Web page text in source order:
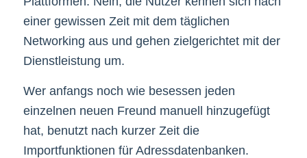
einer gewissen Zeit mit dem täglichen
Networking aus und gehen zielgerichtet mit der
Dienstleistung um.
Wer anfangs noch wie besessen jeden
einzelnen neuen Freund manuell hinzugefügt
hat, benutzt nach kurzer Zeit die
Importfunktionen für Adressdatenbanken.